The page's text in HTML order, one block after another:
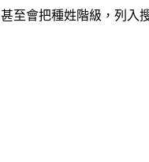
至會把種姓階級，列